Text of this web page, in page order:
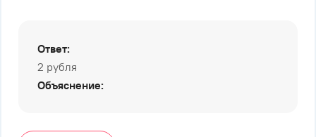
Ответ:
2 рубля
Объяснение: